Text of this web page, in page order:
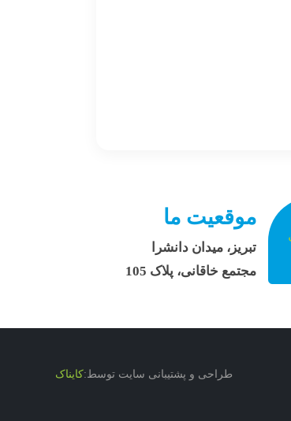
موقعیت ما
تبریز، میدان دانشرا
مجتمع خاقانی، پلاک 105
طراحی و پشتیبانی سایت توسط:کایناک